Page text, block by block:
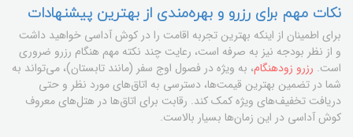
نکات مهم برای رزرو و بهره‌مندی از بهترین پیشنهادات
برای اطمینان از اینکه بهترین تجربه اقامت را در کوش آداسی خواهید داشت
و از نظر بودجه نیز به صرفه است، رعایت چند نکته مهم هنگام رزرو ضروری
است. رزرو زودهنگام، به ویژه در فصول اوج سفر (مانند تابستان)، می‌تواند به
شما در تضمین بهترین قیمت‌ها، دسترسی به اتاق‌های مورد نظر و حتی
دریافت تخفیف‌های ویژه کمک کند. رقابت برای اتاق‌ها در هتل‌های معروف
کوش آداسی در این زمان‌ها بسیار بالاست.